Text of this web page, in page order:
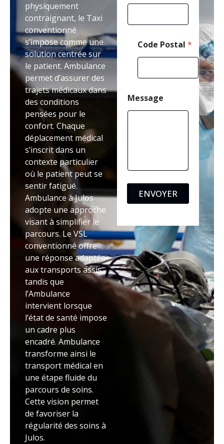
physiquement
contraignant, le Taxi
conventionné
s’impose comme une
solution centrée sur
le patient. Ambulance
permet d’assurer des
trajets médicaux dans
des conditions
pensées pour le
confort. Chaque
déplacement médical
s’inscrit dans un
contexte particulier
où le patient peut se
sentir fatigué.
Ambulance à Julos
adopte une approche
visant à simplifier le
parcours. Le VSL
conventionné offre
une réponse adaptée
aux transports assis,
tandis que
l’Ambulance
intervient lorsque
l’état de santé impose
un cadre plus
encadré. Ambulance
transforme ainsi le
transport médical en
une étape fluide du
parcours de soins.
Cette vision permet
de favoriser la
régularité des soins à
Julos.
Code Postal *
Message
ENVOYER